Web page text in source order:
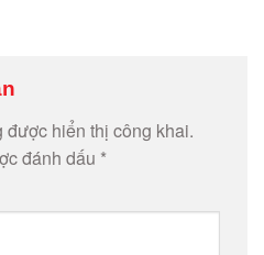
hiển thị công khai.
đánh dấu *